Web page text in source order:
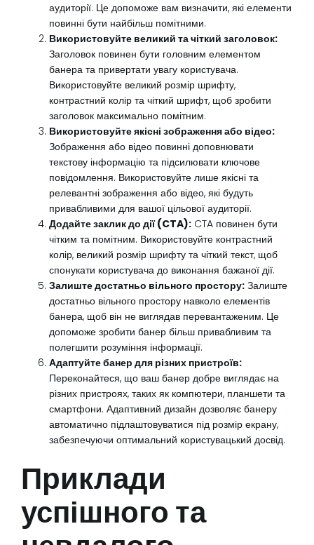
аудиторії. Це допоможе вам визначити, які елементи
повинні бути найбільш помітними.
Використовуйте великий та чіткий заголовок:
Заголовок повинен бути головним елементом
банера та привертати увагу користувача.
Використовуйте великий розмір шрифту,
контрастний колір та чіткий шрифт, щоб зробити
заголовок максимально помітним.
Використовуйте якісні зображення або відео:
Зображення або відео повинні доповнювати
текстову інформацію та підсилювати ключове
повідомлення. Використовуйте лише якісні та
релевантні зображення або відео, які будуть
привабливими для вашої цільової аудиторії.
Додайте заклик до дії (CTA): CTA повинен бути
чітким та помітним. Використовуйте контрастний
колір, великий розмір шрифту та чіткий текст, щоб
спонукати користувача до виконання бажаної дії.
Залиште достатньо вільного простору: Залиште
достатньо вільного простору навколо елементів
банера, щоб він не виглядав перевантаженим. Це
допоможе зробити банер більш привабливим та
полегшити розуміння інформації.
Адаптуйте банер для різних пристроїв:
Переконайтеся, що ваш банер добре виглядає на
різних пристроях, таких як компютери, планшети та
смартфони. Адаптивний дизайн дозволяє банеру
автоматично підлаштовуватися під розмір екрану,
забезпечуючи оптимальний користувацький досвід.
Приклади
успішного та